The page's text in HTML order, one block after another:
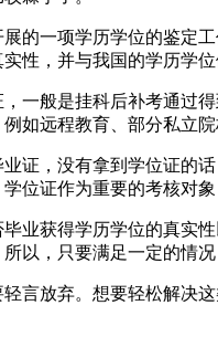
的一项学历学位的鉴定
性，并与我国的学历学
一般是挂科后补考通过
如远程教育、部分私立院
证，没有拿到学位证的
位证作为重要的考核对
业获得学历学位的真实
以，只要满足一定的情
言放弃。想要轻松解决